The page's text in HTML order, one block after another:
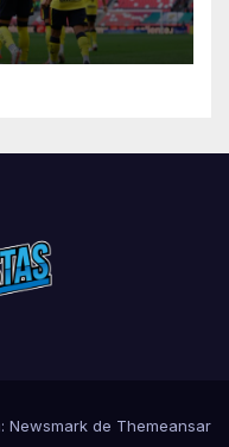
Newsmark de Themeansar